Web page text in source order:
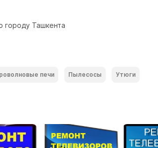
городу Ташкента
печи Пылесосы Утюги